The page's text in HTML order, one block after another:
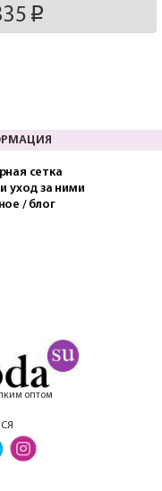
p
сетка
уход за ними
/ блог
оптом